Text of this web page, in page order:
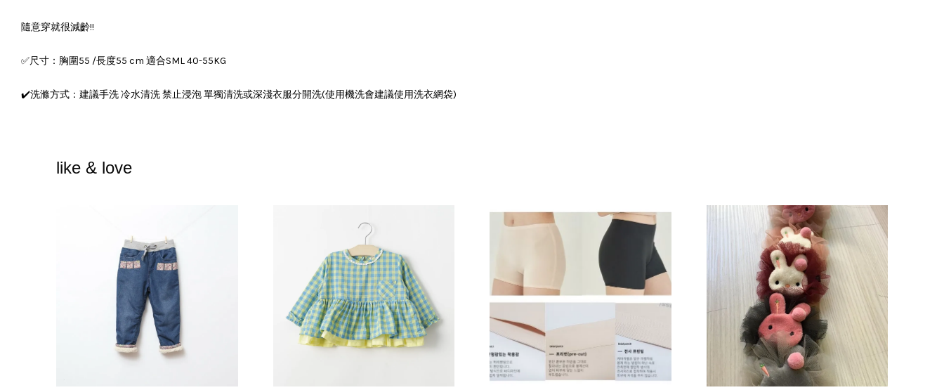
隨意穿就很減齡!!
✅尺寸：胸圍55 /長度55 cm 適合SML 40-55KG
✔️洗滌方式：建議手洗 冷水清洗 禁止浸泡 單獨清洗或深淺衣服分開洗(使用機洗會建議使用洗衣網袋)
like & love